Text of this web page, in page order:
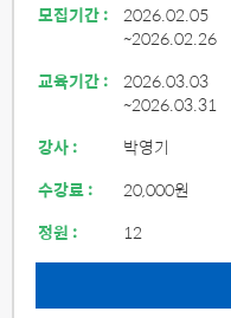
모집기간 : 2026.02.05
~2026.02.26
교육기간 : 2026.03.03
~2026.03.31
강사 :
박영기
수강료 :
20,000원
정원 :
12